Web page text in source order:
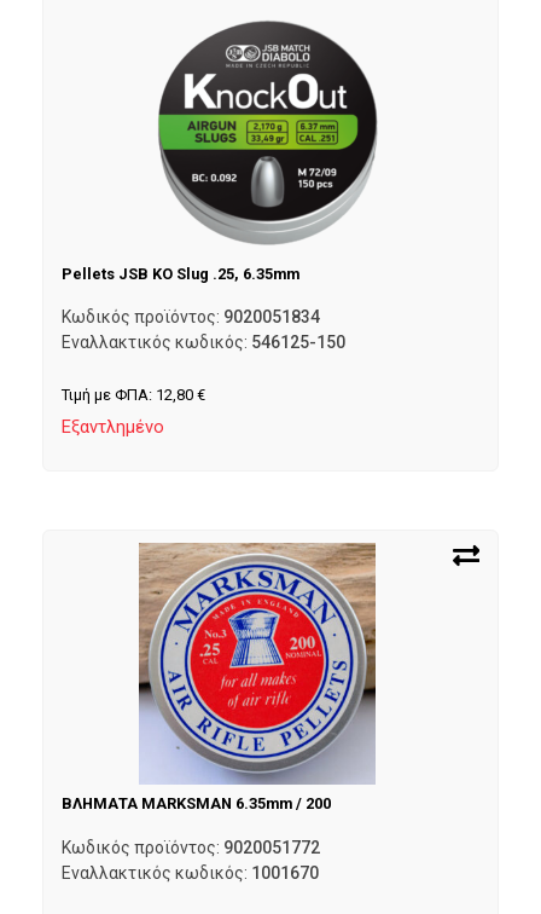
Pellets JSB KO Slug .25, 6.35mm
Κωδικός προϊόντος: 9020051834
Εναλλακτικός κωδικός: 546125-150
Τιμή με ΦΠΑ: 12,80 €
Εξαντλημένο
ΒΛΗΜΑΤΑ MARKSMAN 6.35mm / 200
Κωδικός προϊόντος: 9020051772
Εναλλακτικός κωδικός: 1001670